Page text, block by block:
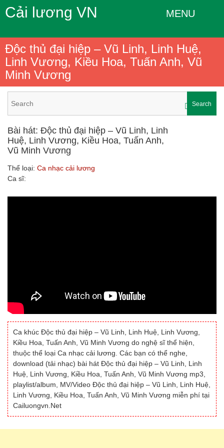
Cải lương VN MENU
Độc thủ đại hiệp – Vũ Linh, Linh Huệ,
Linh Vương, Kiều Hoa, Tuấn Anh, Vũ
Minh Vương
Search
Bài hát: Độc thủ đại hiệp – Vũ Linh, Linh
Huệ, Linh Vương, Kiều Hoa, Tuấn Anh,
Vũ Minh Vương
Thể loại: Ca nhạc cải lương
Ca sĩ:
Ca khúc Độc thủ đại hiệp – Vũ Linh, Linh Huệ, Linh Vương,
Kiều Hoa, Tuấn Anh, Vũ Minh Vương do nghệ sĩ thể hiện,
thuộc thể loại Ca nhạc cải lương. Các bạn có thể nghe,
download (tải nhạc) bài hát Độc thủ đại hiệp – Vũ Linh, Linh
Huệ, Linh Vương, Kiều Hoa, Tuấn Anh, Vũ Minh Vương mp3,
playlist/album, MV/Video Độc thủ đại hiệp – Vũ Linh, Linh Huệ,
Linh Vương, Kiều Hoa, Tuấn Anh, Vũ Minh Vương miễn phí tại
Cailuongvn.Net